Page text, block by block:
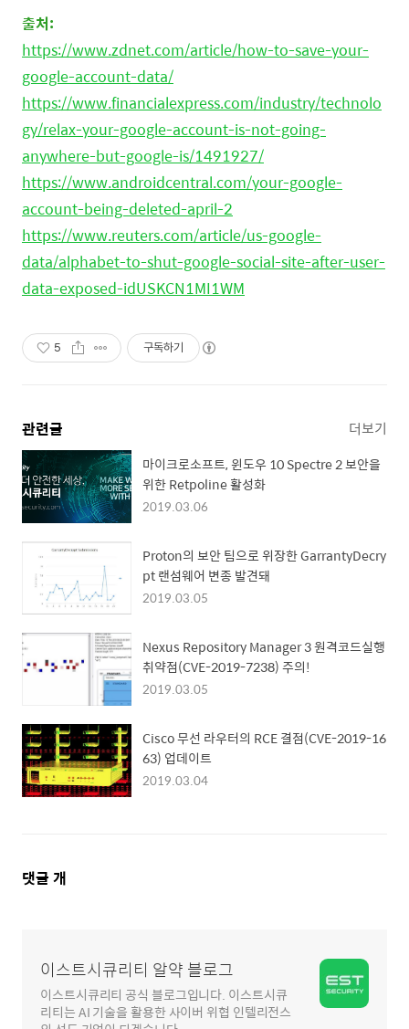
출처:
https://www.zdnet.com/article/how-to-save-your-
google-account-data/
https://www.financialexpress.com/industry/technolo
gy/relax-your-google-account-is-not-going-
anywhere-but-google-is/1491927/
https://www.androidcentral.com/your-google-
account-being-deleted-april-2
https://www.reuters.com/article/us-google-
data/alphabet-to-shut-google-social-site-after-user-
data-exposed-idUSKCN1MI1WM
5 구독하기
관련글 더보기
마이크로소프트, 윈도우 10 Spectre 2 보안을
위한 Retpoline 활성화
2019.03.06
Proton의 보안 팀으로 위장한 GarrantyDecry
pt 랜섬웨어 변종 발견돼
2019.03.05
Nexus Repository Manager 3 원격코드실행
취약점(CVE-2019-7238) 주의!
2019.03.05
Cisco 무선 라우터의 RCE 결점(CVE-2019-16
63) 업데이트
2019.03.04
댓
댓글 개
이스트시큐리티 알약 블로그
이스트시큐리티 공식 블로그입니다. 이스트시큐
리티는 AI 기술을 활용한 사이버 위협 인텔리전스